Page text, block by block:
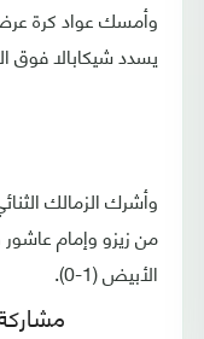
وأمسك عواد كرة
يسدد شيكابالا فوق
وأشرك الزمالك
من زيزو وإمام عاشور
الأبيض (1-0).